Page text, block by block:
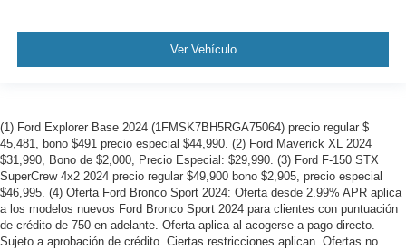
Ver Vehículo
(1) Ford Explorer Base 2024 (1FMSK7BH5RGA75064) precio regular $
45,481, bono $491 precio especial $44,990. (2) Ford Maverick XL 2024
$31,990, Bono de $2,000, Precio Especial: $29,990. (3) Ford F-150 STX
SuperCrew 4x2 2024 precio regular $49,900 bono $2,905, precio especial
$46,995. (4) Oferta Ford Bronco Sport 2024: Oferta desde 2.99% APR aplica
a los modelos nuevos Ford Bronco Sport 2024 para clientes con puntuación
de crédito de 750 en adelante. Oferta aplica al acogerse a pago directo.
Sujeto a aprobación de crédito. Ciertas restricciones aplican. Ofertas no